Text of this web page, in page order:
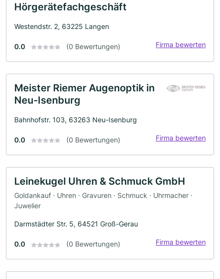
Hörgerätefachgeschäft
Westendstr. 2, 63225 Langen
0.0 (0 Bewertungen) Firma bewerten
Meister Riemer Augenoptik in
Neu-Isenburg
Bahnhofstr. 103, 63263 Neu-Isenburg
0.0 (0 Bewertungen) Firma bewerten
Leinekugel Uhren & Schmuck GmbH
Goldankauf · Uhren · Gravuren · Schmuck · Uhrmacher ·
Juwelier
Darmstädter Str. 5, 64521 Groß-Gerau
0.0 (0 Bewertungen) Firma bewerten